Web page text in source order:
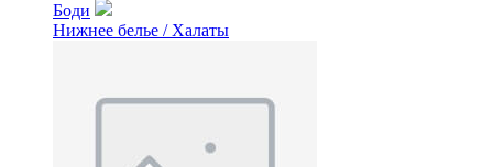
Боди
Нижнее белье / Халаты